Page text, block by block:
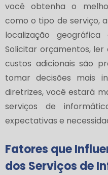
você obtenha o
como o tipo de serviço,
localização
Solicitar orçamentos,
custos adicionais são
tomar decisões mais
diretrizes, você estará
serviços de
expectativas e
Fatores que
dos Serviços de